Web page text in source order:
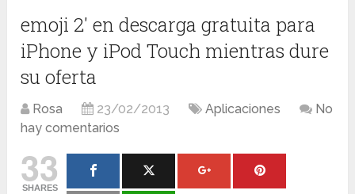
emoji 2′ en descarga gratuita para
iPhone y iPod Touch mientras dure
su oferta
Rosa 23/02/2013 Aplicaciones
No
hay comentarios
33
SHARES